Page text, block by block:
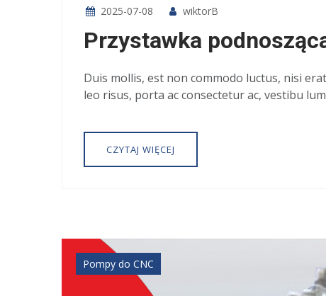
2025-07-08 wiktorB
Przystawka
Duis mollis, est non commodo luctus, nisi
leo risus, porta ac consectetur ac, vestibu
CZYTAJ WIĘCEJ
Pompy do CNC